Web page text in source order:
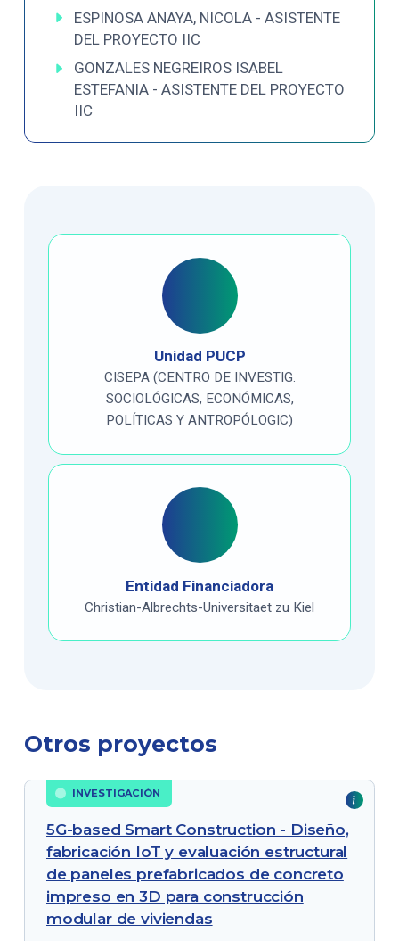
ESPINOSA ANAYA, NICOLA - ASISTENTE
DEL PROYECTO IIC
GONZALES NEGREIROS ISABEL
ESTEFANIA - ASISTENTE DEL PROYECTO
IIC
Unidad PUCP
CISEPA (CENTRO DE INVESTIG.
SOCIOLÓGICAS, ECONÓMICAS,
POLÍTICAS Y ANTROPÓLOGIC)
Entidad Financiadora
Christian-Albrechts-Universitaet zu Kiel
Otros proyectos
INVESTIGACIÓN
5G-based Smart Construction - Diseño,
fabricación IoT y evaluación estructural
de paneles prefabricados de concreto
impreso en 3D para construcción
modular de viviendas